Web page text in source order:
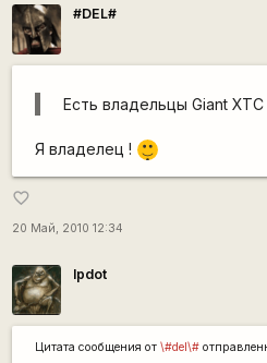
#DEL#
Есть владельцы Giant XTC
Я владелец !
|-)
_)
favorite_border
20 Май, 2010 12:34
lpdot
Цитата сообщения от \#del\#